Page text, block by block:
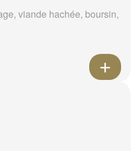
viande hachée, boursin,